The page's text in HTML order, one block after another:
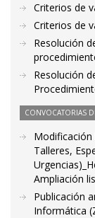
Criterios de
Criterios de
Resolución
Resolución
CONVOCATORIAS
Talleres,
Ampliación
Publicación
Informática